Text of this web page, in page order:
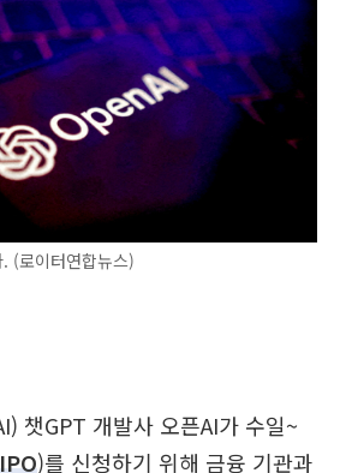
(로이터연합뉴스)
챗GPT 개발사 오픈AI가 수일~
IPO)를 신청하기 위해 금융 기관과